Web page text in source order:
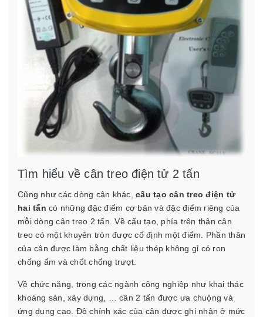
Tìm hiểu về cân treo điện tử 2 tấn
Cũng như các dòng cân khác, cấu tạo cân treo điện tử
hai tấn có những đặc điểm cơ bản và đặc điểm riêng của
mỗi dòng cân treo 2 tấn. Về cấu tạo, phía trên thân cân
treo có một khuyên tròn được cố định một điểm. Phần thân
của cân được làm bằng chất liệu thép không gỉ có ron
chống ẩm và chốt chống trượt.
Về chức năng, trong các ngành công nghiệp như khai thác
khoáng sản, xây dựng, … cân 2 tấn được ưa chuộng và
ứng dụng cao. Độ chính xác của cân được ghi nhận ở mức